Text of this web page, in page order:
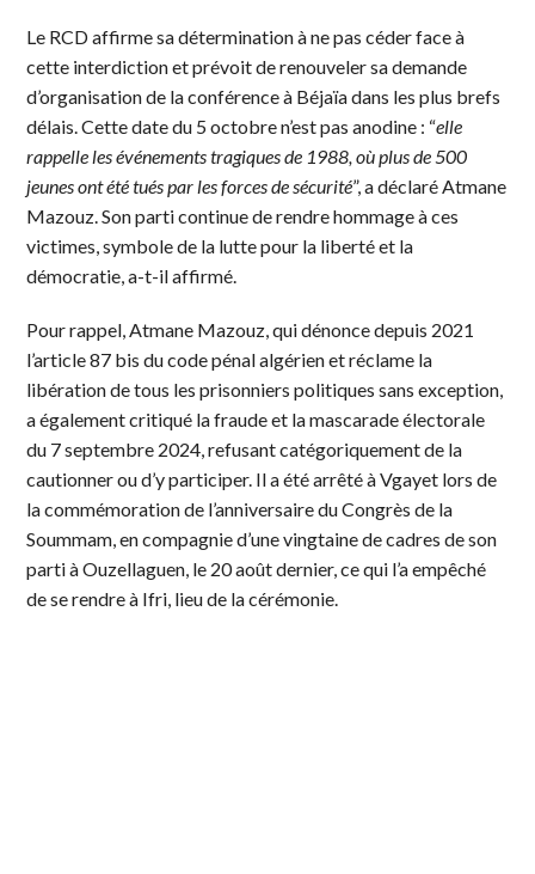
Le RCD affirme sa détermination à ne pas céder face à
cette interdiction et prévoit de renouveler sa demande
d’organisation de la conférence à Béjaïa dans les plus brefs
délais. Cette date du 5 octobre n’est pas anodine : “elle
rappelle les événements tragiques de 1988, où plus de 500
jeunes ont été tués par les forces de sécurité”, a déclaré Atmane
Mazouz. Son parti continue de rendre hommage à ces
victimes, symbole de la lutte pour la liberté et la
démocratie, a-t-il affirmé.
Pour rappel, Atmane Mazouz, qui dénonce depuis 2021
l’article 87 bis du code pénal algérien et réclame la
libération de tous les prisonniers politiques sans exception,
a également critiqué la fraude et la mascarade électorale
du 7 septembre 2024, refusant catégoriquement de la
cautionner ou d’y participer. Il a été arrêté à Vgayet lors de
la commémoration de l’anniversaire du Congrès de la
Soummam, en compagnie d’une vingtaine de cadres de son
parti à Ouzellaguen, le 20 août dernier, ce qui l’a empêché
de se rendre à Ifri, lieu de la cérémonie.